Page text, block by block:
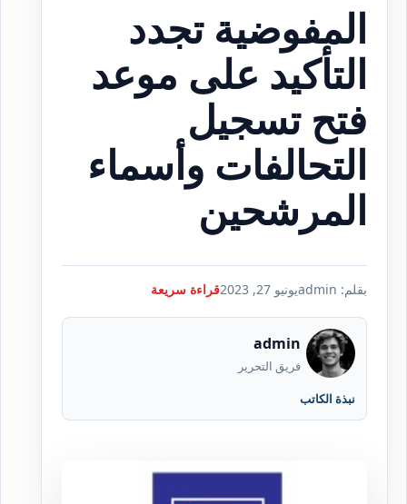
المفوضية تجدد
التأكيد على موعد
فتح تسجيل
التحالفات وأسماء
المرشحين
بقلم: admin يونيو 27, 2023 قراءة سريعة
admin
فريق التحرير
نبذة الكاتب